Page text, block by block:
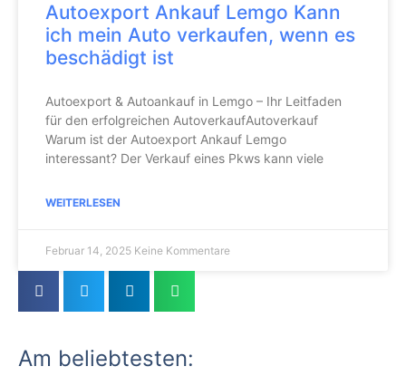
Autoexport Ankauf Lemgo Kann
ich mein Auto verkaufen, wenn es
beschädigt ist
Autoexport & Autoankauf in Lemgo – Ihr Leitfaden
für den erfolgreichen AutoverkaufAutoverkauf
Warum ist der Autoexport Ankauf Lemgo
interessant? Der Verkauf eines Pkws kann viele
WEITERLESEN
Februar 14, 2025 Keine Kommentare
Am beliebtesten: